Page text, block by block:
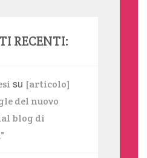
RECENTI:
su [articolo]
del nuovo
blog di